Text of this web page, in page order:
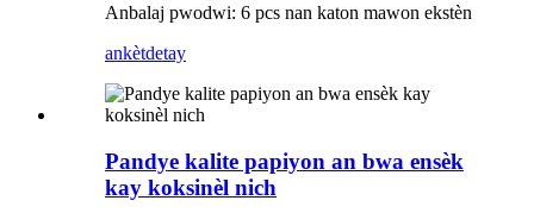
Anbalaj pwodwi: 6 pcs nan katon mawon ekstèn
ankètdetay
Pandye kalite papiyon an bwa ensèk
kay koksinèl nich